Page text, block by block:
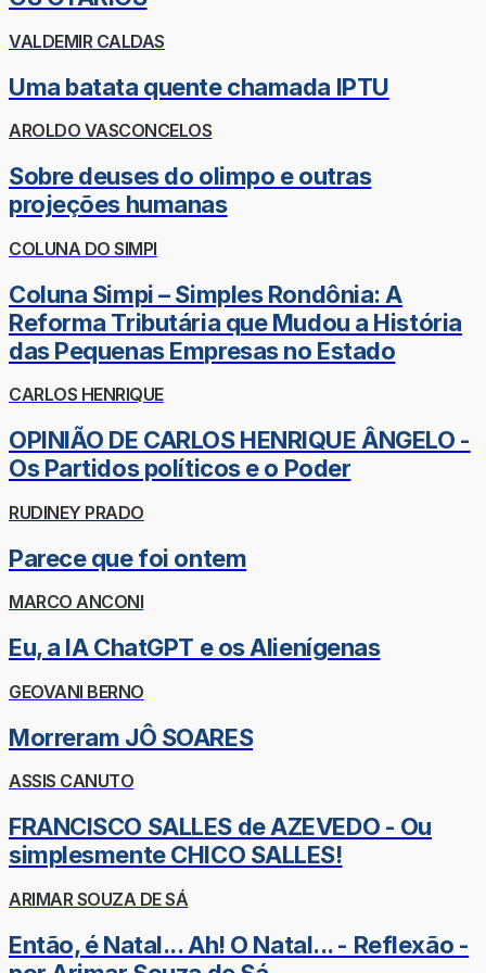
VALDEMIR CALDAS
Uma batata quente chamada IPTU
AROLDO VASCONCELOS
Sobre deuses do olimpo e outras
projeções humanas
COLUNA DO SIMPI
Coluna Simpi – Simples Rondônia: A
Reforma Tributária que Mudou a História
das Pequenas Empresas no Estado
CARLOS HENRIQUE
OPINIÃO DE CARLOS HENRIQUE ÂNGELO -
Os Partidos políticos e o Poder
RUDINEY PRADO
Parece que foi ontem
MARCO ANCONI
Eu, a IA ChatGPT e os Alienígenas
GEOVANI BERNO
Morreram JÔ SOARES
ASSIS CANUTO
FRANCISCO SALLES de AZEVEDO - Ou
simplesmente CHICO SALLES!
ARIMAR SOUZA DE SÁ
Então, é Natal... Ah! O Natal... - Reflexão -